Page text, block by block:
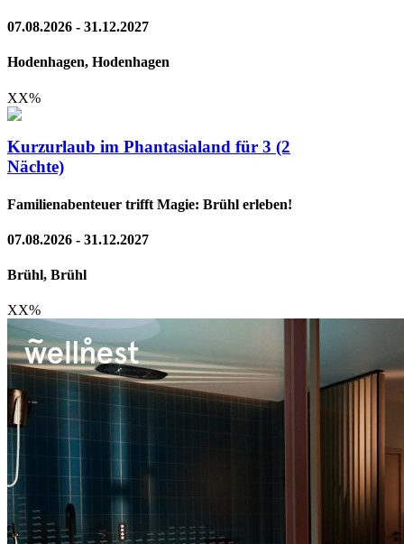
07.08.2026 - 31.12.2027
Hodenhagen, Hodenhagen
XX%
Kurzurlaub im Phantasialand für 3 (2
Nächte)
Familienabenteuer trifft Magie: Brühl erleben!
07.08.2026 - 31.12.2027
Brühl, Brühl
XX%